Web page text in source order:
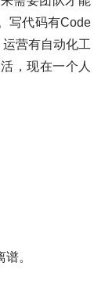
写代码有Code
营有自动化工
，现在一个人
。